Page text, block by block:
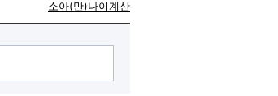
소아(만)나이계산